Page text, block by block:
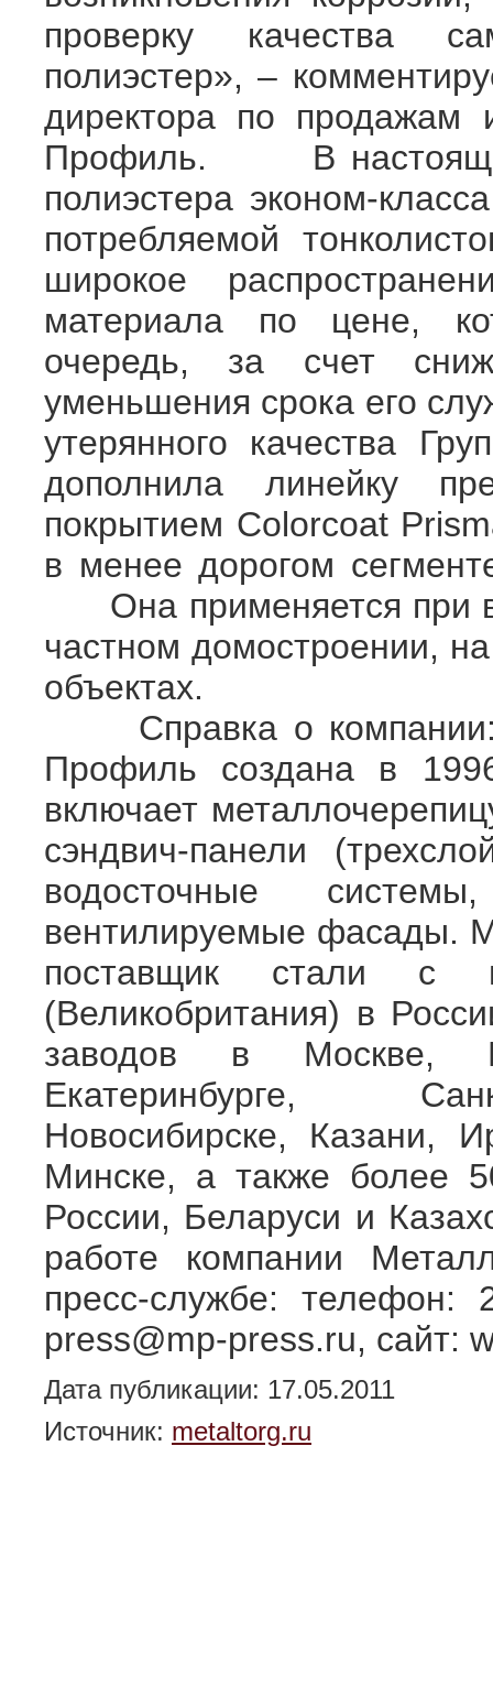
проверку качества
полиэстер», –
директора по продажам
Профиль. В настоящее
полиэстера эконом-
потребляемой
широкое
материала по цене,
очередь, за счет
уменьшения срока его
утерянного качества
дополнила линейку
покрытием Colorcoat
в менее дорогом
Она применяется при
частном домостроении,
Справка о
Профиль создана в
включает
сэндвич-панели
водосточные
вентилируемые фасады.
поставщик стали с
(Великобритания) в
заводов в Москве,
Екатеринбурге,
Новосибирске, Казани,
Минске, а также более
России, Беларуси и
работе компании
пресс-службе: телефон:
press@mp-press.ru, сайт:
Дата публикации: 17.05.2011
Источник: metaltorg.ru